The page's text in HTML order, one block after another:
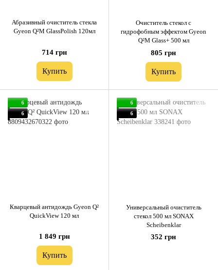
Абразивный очиститель стекла
Gyeon Q²M GlassPolish 120мл
714 грн
Купить
Очиститель стекол с
гидрофобным эффектом Gyeon
Q²M Glass+ 500 мл
805 грн
Купить
6
6
Кварцевый антидождь Gyeon Q²
QuickView 120 мл
1 849 грн
Купить
6
6
Универсальный очиститель
стекол 500 мл SONAX
Scheibenklar
352 грн